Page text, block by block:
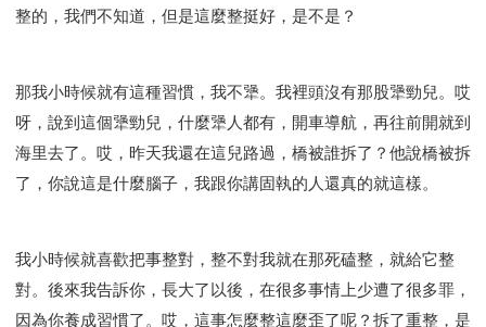
整的，我們不知道，但是這麼整挺好，是不是？
那我小時候就有這種習慣，我不犟。我裡頭沒有那股犟勁兒。哎
呀，說到這個犟勁兒，什麼犟人都有，開車導航，再往前開就到
海里去了。哎，昨天我還在這兒路過，橋被誰拆了？他說橋被拆
了，你說這是什麼腦子，我跟你講固執的人還真的就這樣。
我小時候就喜歡把事整對，整不對我就在那死磕整，就給它整
對。後來我告訴你，長大了以後，在很多事情上少遭了很多罪，
因為你養成習慣了。哎，這事怎麼整這麼歪了呢？拆了重整，是